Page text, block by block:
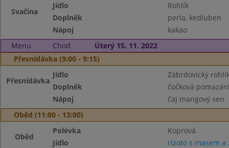
Svačina
Jídlo
Rohlík
Doplněk
perla, kedluben
Nápoj
kakao
Menu
Chod
Úterý 15. 11. 2022
Přesnídávka (9:00 - 9:15)
Přesnídávka
Jídlo
Zábrdovický
Doplněk
čočková
Nápoj
čaj mangový sen
Oběd (11:00 - 13:00)
Oběd
Polévka
Koprová
Jídlo
rizoto s masem a